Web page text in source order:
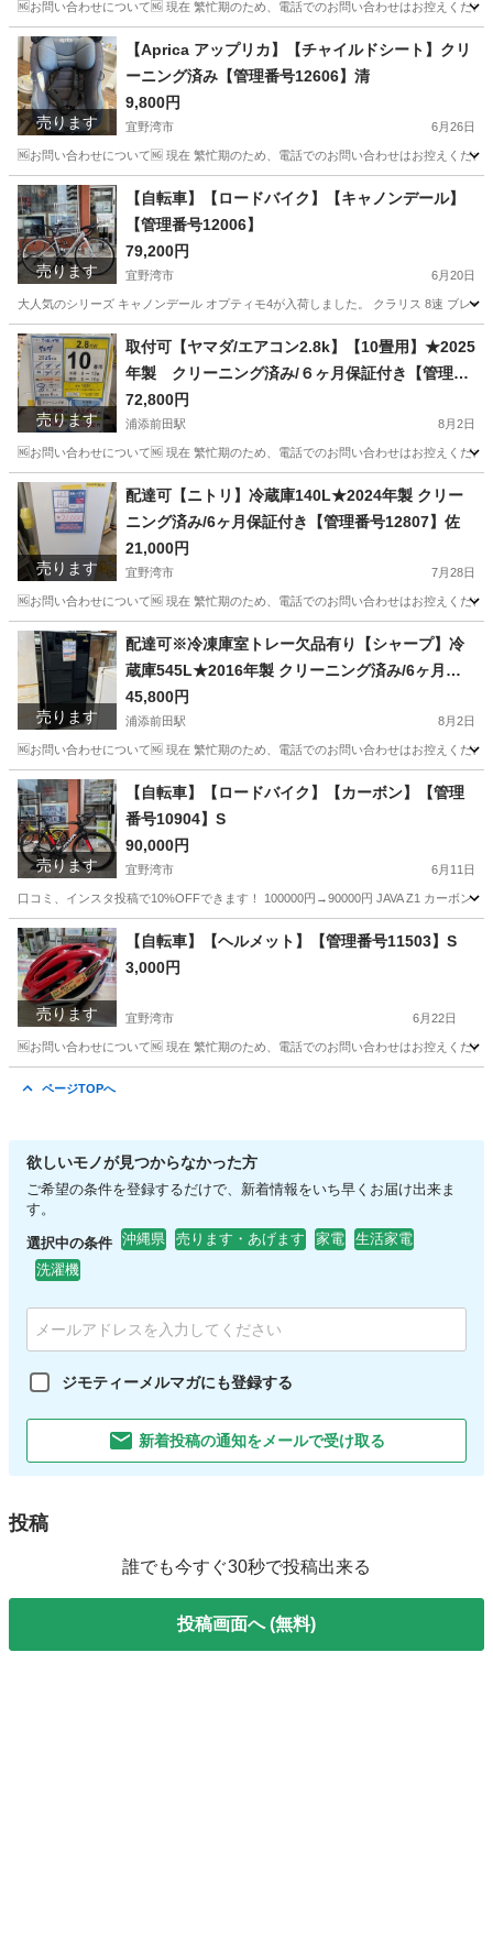
🆖お問い合わせについて🆖 現在 繁忙期のため、電話でのお問い合わせはお控えくだ
沖縄 宜野湾市 TCL
売ります
【Aprica アップリカ】【チャイルドシート】クリ
ーニング済み【管理番号12606】清
9,800円
宜野湾市 6月26日
🆖お問い合わせについて🆖 現在 繁忙期のため、電話でのお問い合わせはお控えくだ
沖縄 宜野湾市 ベビー用品 Aprica
売ります
【自転車】【ロードバイク】【キャノンデール】
【管理番号12006】
79,200円
宜野湾市 6月20日
大人気のシリーズ キャノンデール オプティモ4が入荷しました。 クラリス 8速 ブレ
沖縄 宜野湾市 ロードバイク キャノンデール
売ります
取付可【ヤマダ/エアコン2.8k】【10畳用】★2025
年製 クリーニング済み/６ヶ月保証付き【管理番
号10208】Y-28-0715 比
72,800円
浦添前田駅 8月2日
🆖お問い合わせについて🆖 現在 繁忙期のため、電話でのお問い合わせはお控えくだ
沖縄 浦添市 浦添前田駅 季節、空調家電 ヤマダ
売ります
配達可【ニトリ】冷蔵庫140L★2024年製 クリー
ニング済み/6ヶ月保証付き【管理番号12807】佐
21,000円
宜野湾市 7月28日
🆖お問い合わせについて🆖 現在 繁忙期のため、電話でのお問い合わせはお控えくだ
沖縄 宜野湾市 キッチン家電 ニトリ
売ります
配達可※冷凍庫室トレー欠品有り【シャープ】冷
蔵庫545L★2016年製 クリーニング済み/6ヶ月保
証付き【管理番号10208】横
45,800円
浦添前田駅 8月2日
🆖お問い合わせについて🆖 現在 繁忙期のため、電話でのお問い合わせはお控えくだ
沖縄 浦添市 浦添前田駅 キッチン家電 シャープ
売ります
【自転車】【ロードバイク】【カーボン】【管理
番号10904】S
90,000円
宜野湾市 6月11日
口コミ、インスタ投稿で10%OFFできます！ 100000円→90000円 JAVA Z1 カーボン
沖縄 宜野湾市 ロードバイク 商品
売ります
【自転車】【ヘルメット】【管理番号11503】S
3,000円
宜野湾市 6月22日
🆖お問い合わせについて🆖 現在 繁忙期のため、電話でのお問い合わせはお控えくだ
ページTOPへ
欲しいモノが見つからなかった方
ご希望の条件を登録するだけで、新着情報をいち早くお届け出来ま
す。
選択中の条件 沖縄県 売ります・あげます 家電
生活家電
洗濯機
ジモティーメルマガにも登録する
新着投稿の通知をメールで受け取る
投稿
誰でも今すぐ30秒で投稿出来る
投稿画面へ (無料)